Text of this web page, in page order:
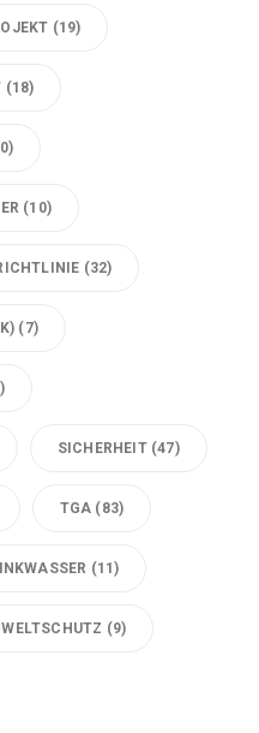
(19)
(18)
(10)
(32)
(7)
SICHERHEIT(47)
TGA (83)
(11)
(9)